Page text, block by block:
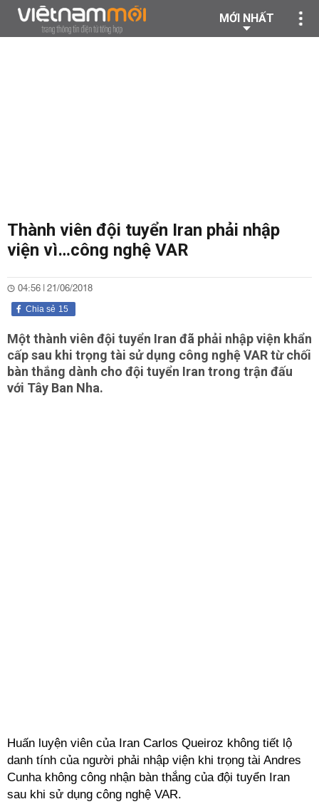
MỚI NHẤT
Thành viên đội tuyển Iran phải nhập
viện vì…công nghệ VAR
04:56 | 21/06/2018
15
Chia sẻ
Một thành viên đội tuyển Iran đã phải nhập viện khẩn
cấp sau khi trọng tài sử dụng công nghệ VAR từ chối
bàn thắng dành cho đội tuyển Iran trong trận đấu
với Tây Ban Nha.
Huấn luyện viên của Iran Carlos Queiroz không tiết lộ
danh tính của người phải nhập viện khi trọng tài Andres
Cunha không công nhận bàn thắng của đội tuyển Iran
sau khi sử dụng công nghệ VAR.